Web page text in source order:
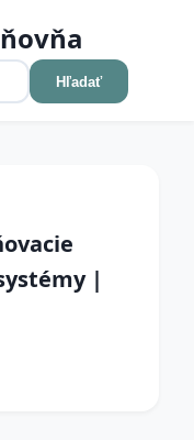
Hľadať
|